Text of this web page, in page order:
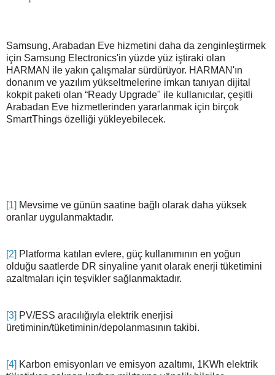
Samsung, Arabadan Eve hizmetini daha da zenginleştirmek
için Samsung Electronics'in yüzde yüz iştiraki olan
HARMAN ile yakın çalışmalar sürdürüyor. HARMAN'ın
donanım ve yazılım yükseltmelerine imkan tanıyan dijital
kokpit paketi olan “Ready Upgrade" ile kullanıcılar, çeşitli
Arabadan Eve hizmetlerinden yararlanmak için birçok
SmartThings özelliği yükleyebilecek.
[1] Mevsime ve günün saatine bağlı olarak daha yüksek
oranlar uygulanmaktadır.
[2] Platforma katılan evlere, güç kullanımının en yoğun
olduğu saatlerde DR sinyaline yanıt olarak enerji tüketimini
azaltmaları için teşvikler sağlanmaktadır.
[3] PV/ESS aracılığıyla elektrik enerjisi
üretiminin/tüketiminin/depolanmasının takibi.
[4] Karbon emisyonları ve emisyon azaltımı, 1KWh elektrik